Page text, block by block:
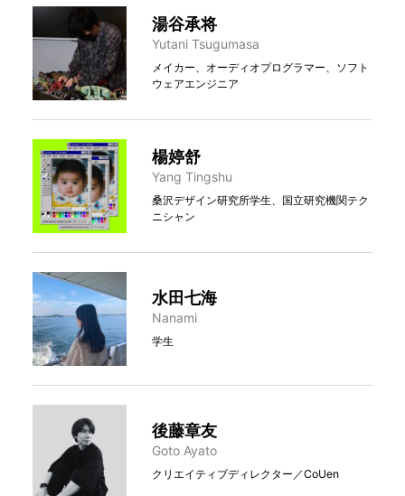
湯谷承将
Yutani Tsugumasa
メイカー、オーディオプログラマー、ソフト
ウェアエンジニア
楊婷舒
Yang Tingshu
桑沢デザイン研究所学生、国立研究機関テク
ニシャン
水田七海
Nanami
学生
後藤章友
Goto Ayato
クリエイティブディレクター／CoUen